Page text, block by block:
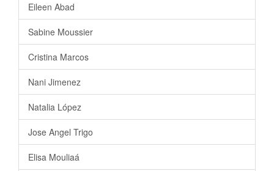
Eileen Abad
Sabine Moussier
Cristina Marcos
Nani Jimenez
Natalia López
Jose Angel Trigo
Elisa Mouliaá